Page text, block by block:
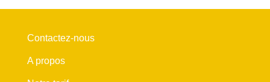
Contactez-nous
A propos